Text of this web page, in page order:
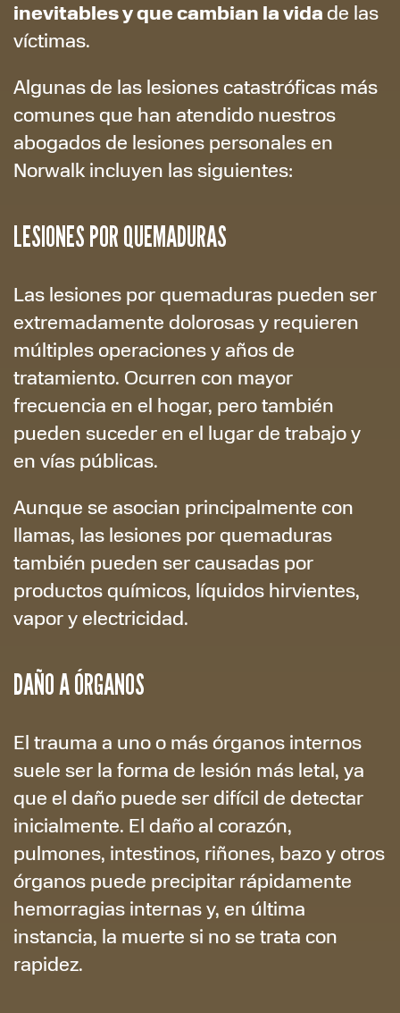
inevitablesy que cambian la vidade las
víctimas.
Algunas de las lesiones catastróficas más
comunes que han atendido nuestros
abogados de lesiones personales en
Norwalk incluyen las siguientes:
LESIONES POR QUEMADURAS
Las lesiones por quemaduras pueden ser
extremadamente dolorosas y requieren
múltiples operaciones y años de
tratamiento. Ocurren con mayor
frecuencia en el hogar, pero también
pueden suceder en el lugar de trabajo y
en vías públicas.
Aunque se asocian principalmente con
llamas, las lesiones por quemaduras
también pueden ser causadas por
productos químicos, líquidos hirvientes,
vapor y electricidad.
DAÑO A ÓRGANOS
El trauma a uno o más órganos internos
suele ser la forma de lesión más letal, ya
que el daño puede ser difícil de detectar
inicialmente. El daño al corazón,
pulmones, intestinos, riñones, bazo y otros
órganos puede precipitar rápidamente
hemorragias internas y, en última
instancia, la muerte si no se trata con
rapidez.